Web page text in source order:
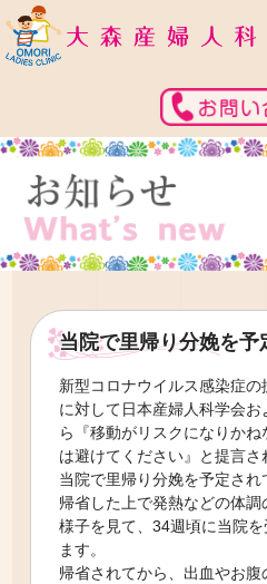
当院で里帰り分娩を予
新型コロナウイルス感染症
に対して日本産婦人科学会
ら『移動がリスクになりか
は避けてください』と提言さ
当院で里帰り分娩を予定さ
帰省した上で発熱などの体
様子を見て、34週頃に当院
ます。
帰省されてから、出血やお